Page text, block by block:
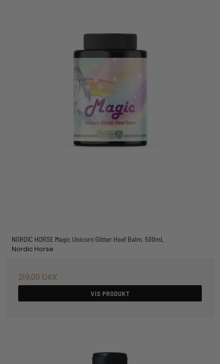
NORDIC HORSE Magic Unicorn Glitter Hoof Balm. 500mL
Nordic Horse
219,00 DKK
VIS PRODUKT